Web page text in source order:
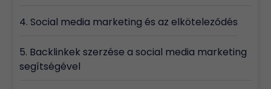
4. Social media marketing és az elköteleződés
5. Backlinkek szerzése a social media marketing
segítségével